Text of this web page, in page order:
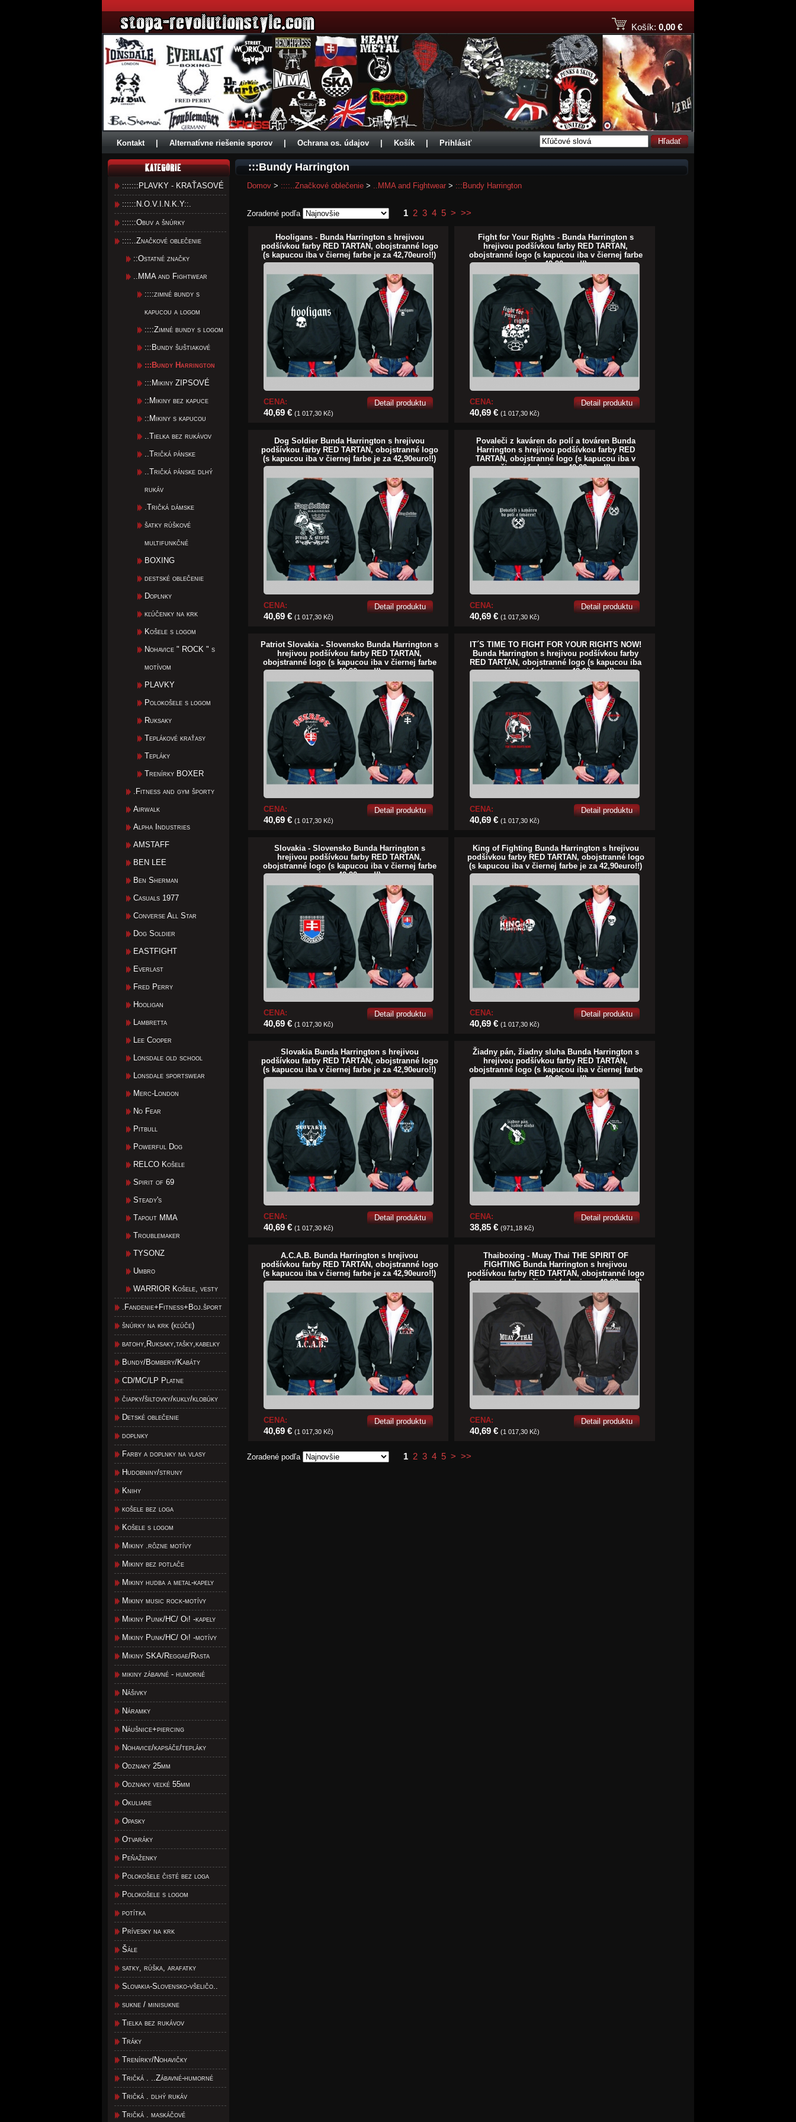
Košík: 0,00 €
Kontakt Alternatívne riešenie sporov Ochrana os. údajov Košík Prihlásiť Hľadať
:::::::PLAVKY - KRAŤASOVÉ
::::::N.O.V.I.N.K.Y::.
::::::Obuv a šnúrky
::::..Značkové oblečenie
::Ostatné značky
..MMA and Fightwear
::::zimné bundy s
kapucou a logom
::::Zimné bundy s logom
:::Bundy šuštiakové
:::Bundy Harrington
:::Mikiny ZIPSOVÉ
::Mikiny bez kapuce
::Mikiny s kapucou
..Tielka bez rukávov
..Tričká pánske
..Tričká pánske dlhý
rukáv
.Tričká dámske
šatky rúškové
multifunkčné
BOXING
destské oblečenie
Doplnky
kľúčenky na krk
Košele s logom
Nohavice " ROCK " s
motívom
PLAVKY
Polokošele s logom
Ruksaky
Teplákové kraťasy
Tepláky
Trenírky BOXER
.Fitness and gym športy
Airwalk
Alpha Industries
AMSTAFF
BEN LEE
Ben Sherman
Casuals 1977
Converse All Star
Dog Soldier
EASTFIGHT
Everlast
Fred Perry
Hooligan
Lambretta
Lee Cooper
Lonsdale old school
Lonsdale sportswear
Merc-London
No Fear
Pitbull
Powerful Dog
RELCO Košele
Spirit of 69
Steady's
Tapout MMA
Troublemaker
TYSONZ
Umbro
WARRIOR Košele, vesty
.Fandenie+Fitness+Boj.šport
šnúrky na krk (kľúče)
batohy,Ruksaky,tašky,kabelky
Bundy/Bombery/Kabáty
CD/MC/LP Platne
čiapky/šiltovky/kukly/klobúky
Detské oblečenie
doplnky
Farby a doplnky na vlasy
Hudobniny/struny
Knihy
košele bez loga
Košele s logom
Mikiny .rôzne motívy
Mikiny bez potlače
Mikiny hudba a metal-kapely
Mikiny music rock-motívy
Mikiny Punk/HC/ Oi! -kapely
Mikiny Punk/HC/ Oi! -motívy
Mikiny SKA/Reggae/Rasta
mikiny zábavné - humorné
Nášivky
Náramky
Náušnice+piercing
Nohavice/kapsáče/tepláky
Odznaky 25mm
Odznaky veľké 55mm
Okuliare
Opasky
Otvaráky
Peňaženky
Polokošele čisté bez loga
Polokošele s logom
potítka
Prívesky na krk
Šále
satky, rúška, arafatky
Slovakia-Slovensko-všeličo..
sukne / minisukne
Tielka bez rukávov
Tráky
Trenírky/Nohavičky
Tričká . ..Zábavné-humorné
Tričká . dlhý rukáv
Tričká . maskáčové
:::Bundy Harrington
Domov > ::::..Značkové oblečenie > ..MMA and Fightwear > :::Bundy Harrington
Zoradené podľa 1 2 3 4 5 > >>
Hooligans - Bunda Harrington s hrejivou
podšívkou farby RED TARTAN, obojstranné logo
(s kapucou iba v čiernej farbe je za 42,70euro!!)
CENA:
40,69 € (1 017,30 Kč)
Detail produktu
Fight for Your Rights - Bunda Harrington s
hrejivou podšívkou farby RED TARTAN,
obojstranné logo (s kapucou iba v čiernej farbe
je za 42,90euro!!)
CENA:
40,69 €(1 017,30 Kč)
Detail produktu
Dog Soldier Bunda Harrington s hrejivou
podšívkou farby RED TARTAN, obojstranné logo
(s kapucou iba v čiernej farbe je za 42,90euro!!)
CENA:
40,69 € (1 017,30 Kč)
Detail produktu
Povaleči z kaváren do polí a továren Bunda
Harrington s hrejivou podšívkou farby RED
TARTAN, obojstranné logo (s kapucou iba v
čiernej farbe je za 42,90euro!!)
CENA:
40,69 €(1 017,30 Kč)
Detail produktu
Patriot Slovakia - Slovensko Bunda Harrington s
hrejivou podšívkou farby RED TARTAN,
obojstranné logo (s kapucou iba v čiernej farbe
je za 42,90euro!!)
CENA:
40,69 € (1 017,30 Kč)
Detail produktu
IT´S TIME TO FIGHT FOR YOUR RIGHTS NOW!
Bunda Harrington s hrejivou podšívkou farby
RED TARTAN, obojstranné logo (s kapucou iba
v čiernej farbe je za 42,90euro!!)
CENA:
40,69 €(1 017,30 Kč)
Detail produktu
Slovakia - Slovensko Bunda Harrington s
hrejivou podšívkou farby RED TARTAN,
obojstranné logo (s kapucou iba v čiernej farbe
je za 42,90euro!!)
CENA:
40,69 € (1 017,30 Kč)
Detail produktu
King of Fighting Bunda Harrington s hrejivou
podšívkou farby RED TARTAN, obojstranné logo
(s kapucou iba v čiernej farbe je za 42,90euro!!)
CENA:
40,69 €(1 017,30 Kč)
Detail produktu
Slovakia Bunda Harrington s hrejivou
podšívkou farby RED TARTAN, obojstranné logo
(s kapucou iba v čiernej farbe je za 42,90euro!!)
CENA:
40,69 € (1 017,30 Kč)
Detail produktu
Žiadny pán, žiadny sluha Bunda Harrington s
hrejivou podšívkou farby RED TARTAN,
obojstranné logo (s kapucou iba v čiernej farbe
je za 42,90euro!!)
CENA:
38,85 €(971,18 Kč)
Detail produktu
A.C.A.B. Bunda Harrington s hrejivou
podšívkou farby RED TARTAN, obojstranné logo
(s kapucou iba v čiernej farbe je za 42,90euro!!)
CENA:
40,69 € (1 017,30 Kč)
Detail produktu
Thaiboxing - Muay Thai THE SPIRIT OF
FIGHTING Bunda Harrington s hrejivou
podšívkou farby RED TARTAN, obojstranné logo
(s kapucou iba v čiernej farbe je za 42,90euro!!)
CENA:
40,69 €(1 017,30 Kč)
Detail produktu
Zoradené podľa 1 2 3 4 5 > >>